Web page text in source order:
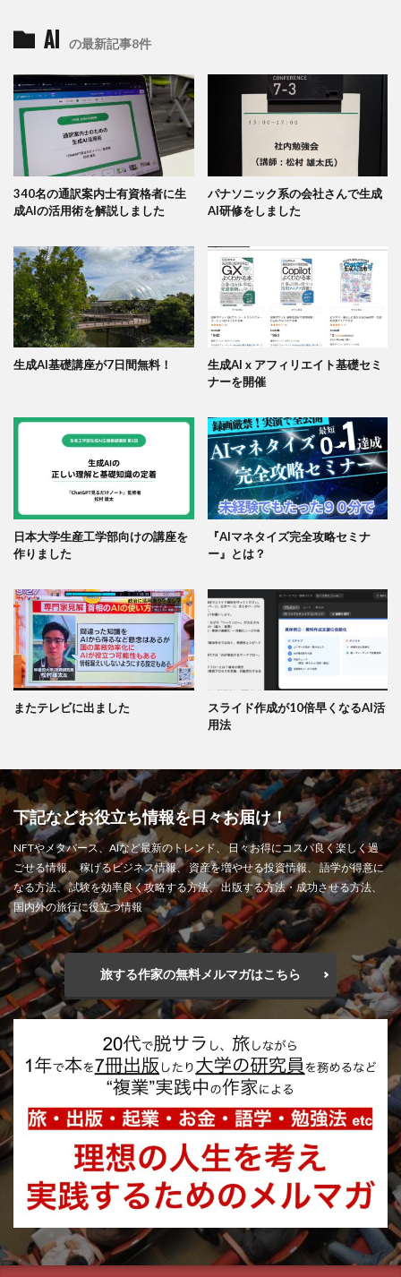
AI の最新記事8件
340名の通訳案内士有資格者に生
成AIの活用術を解説しました
パナソニック系の会社さんで生成
AI研修をしました
生成AI基礎講座が7日間無料！
生成AI x アフィリエイト基礎セミ
ナーを開催
日本大学生産工学部向けの講座を
作りました
『AIマネタイズ完全攻略セミナ
ー』とは？
またテレビに出ました
スライド作成が10倍早くなるAI活
用法
下記などお役立ち情報を日々お届け！
NFTやメタバース、AIなど最新のトレンド、 日々お得にコスパ良く楽しく過
ごせる情報、 稼げるビジネス情報、 資産を増やせる投資情報、 語学が得意に
なる方法、 試験を効率良く攻略する方法、 出版する方法・成功させる方法、
国内外の旅行に役立つ情報
旅する作家の無料メルマガはこちら